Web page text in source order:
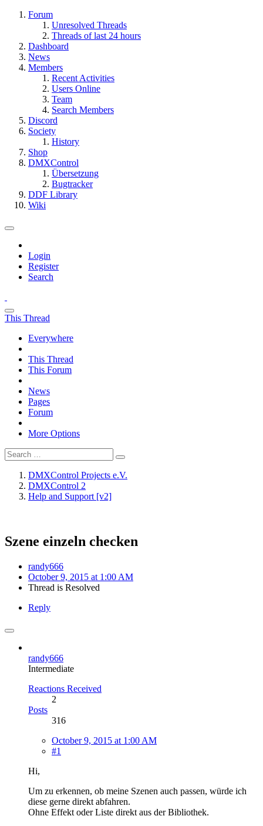
Forum
Unresolved Threads
Threads of last 24 hours
Dashboard
News
Members
Recent Activities
Users Online
Team
Search Members
Discord
Society
History
Shop
DMXControl
Übersetzung
Bugtracker
DDF Library
Wiki
Login
Register
Search
This Thread
Everywhere
This Thread
This Forum
News
Pages
Forum
More Options
DMXControl Projects e.V.
DMXControl 2
Help and Support [v2]
Szene einzeln checken
randy666
October 9, 2015 at 1:00 AM
Thread is Resolved
Reply
randy666
Intermediate
Reactions Received
2
Posts
316
October 9, 2015 at 1:00 AM
#1
Hi,
Um zu erkennen, ob meine Szenen auch passen, würde ich
diese gerne direkt abfahren.
Ohne Effekt oder Liste direkt aus der Bibliothek.